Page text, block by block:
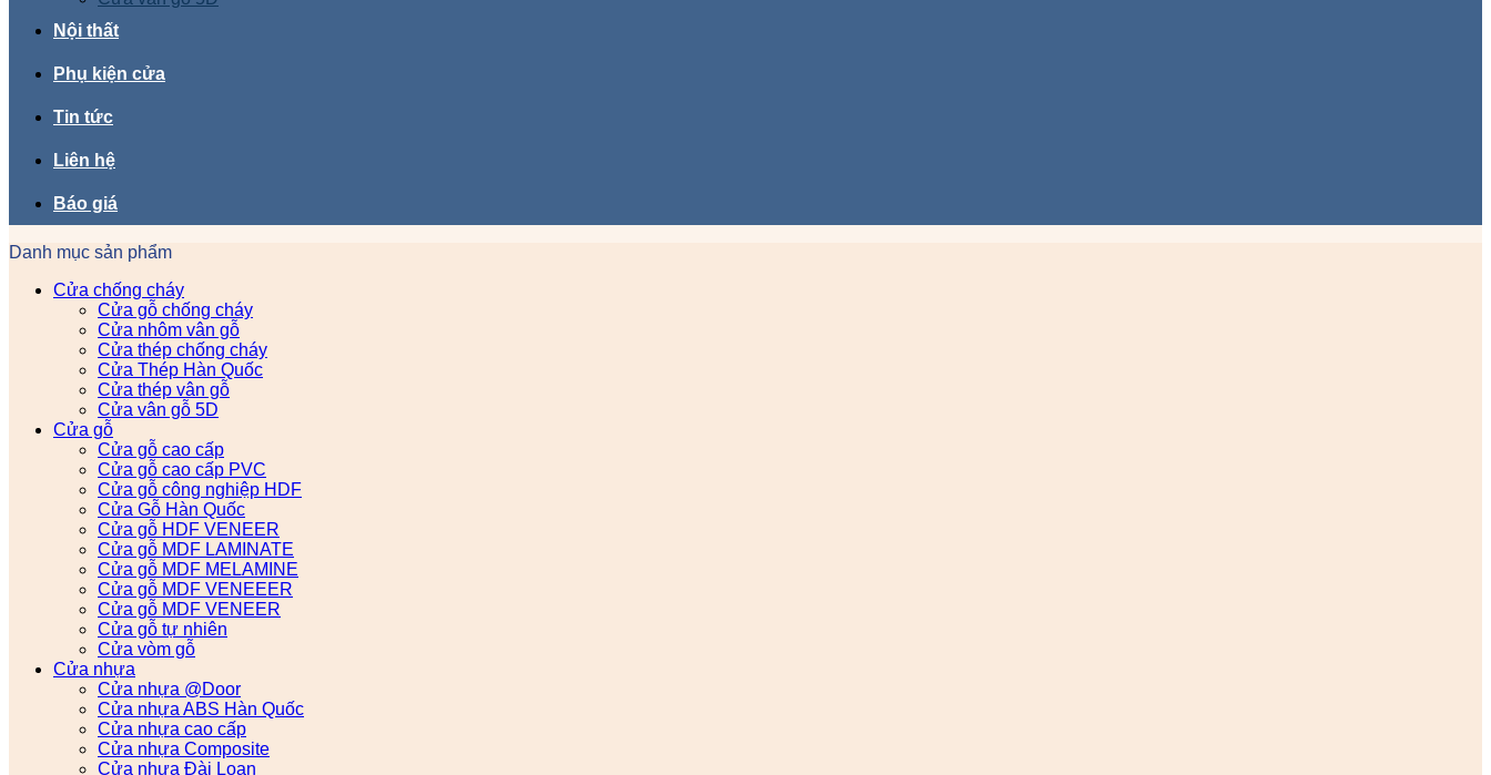
Nội thất
Phụ kiện cửa
Tin tức
Liên hệ
Báo giá
Danh mục sản phẩm
Cửa chống cháy
Cửa gỗ chống cháy
Cửa nhôm vân gỗ
Cửa thép chống cháy
Cửa Thép Hàn Quốc
Cửa thép vân gỗ
Cửa vân gỗ 5D
Cửa gỗ
Cửa gỗ cao cấp
Cửa gỗ cao cấp PVC
Cửa gỗ công nghiệp HDF
Cửa Gỗ Hàn Quốc
Cửa gỗ HDF VENEER
Cửa gỗ MDF LAMINATE
Cửa gỗ MDF MELAMINE
Cửa gỗ MDF VENEEER
Cửa gỗ MDF VENEER
Cửa gỗ tự nhiên
Cửa vòm gỗ
Cửa nhựa
Cửa nhựa @Door
Cửa nhựa ABS Hàn Quốc
Cửa nhựa cao cấp
Cửa nhựa Composite
Cửa nhựa Đài Loan